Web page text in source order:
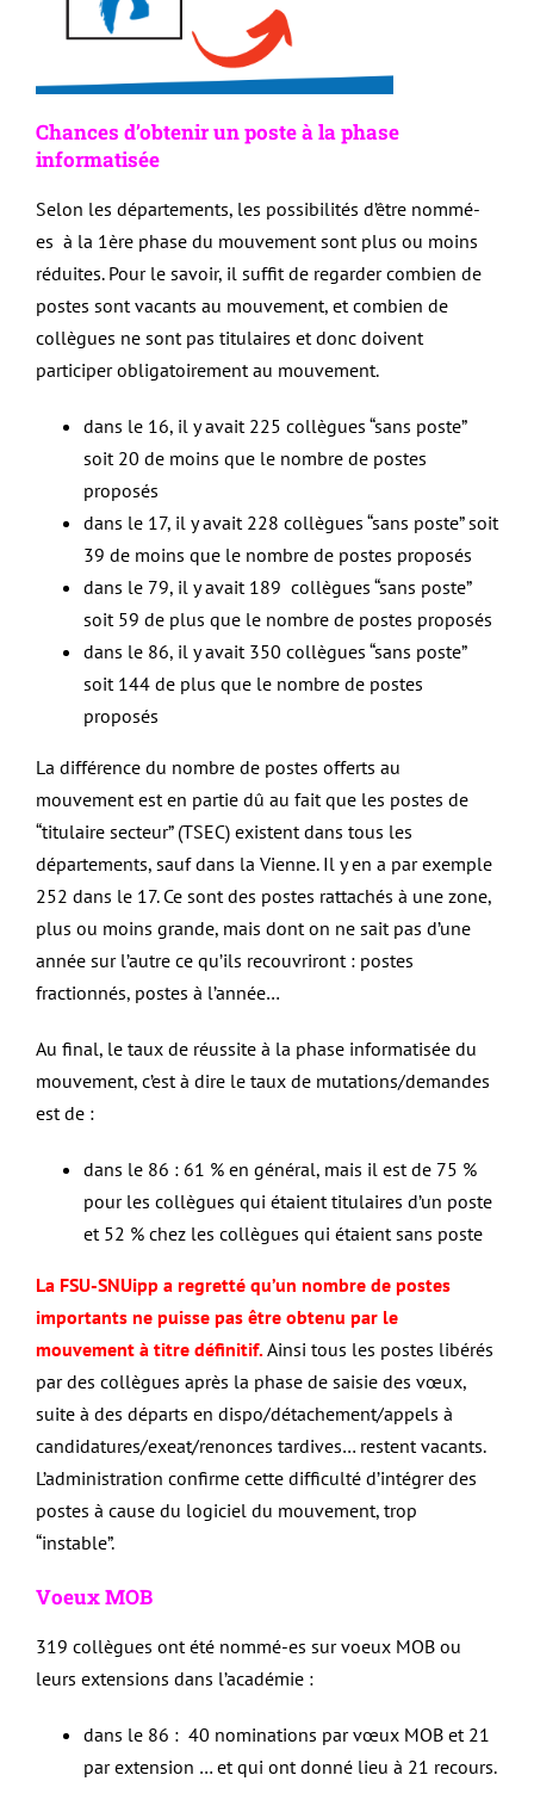
Chances d’obtenir un poste à la phase
informatisée
Selon les départements, les possibilités d’être nommé-
es à la 1ère phase du mouvement sont plus ou moins
réduites. Pour le savoir, il suffit de regarder combien de
postes sont vacants au mouvement, et combien de
collègues ne sont pas titulaires et donc doivent
participer obligatoirement au mouvement.
dans le 16, il y avait 225 collègues “sans poste”
soit 20 de moins que le nombre de postes
proposés
dans le 17, il y avait 228 collègues “sans poste” soit
39 de moins que le nombre de postes proposés
dans le 79, il y avait 189 collègues “sans poste”
soit 59 de plus que le nombre de postes proposés
dans le 86, il y avait 350 collègues “sans poste”
soit 144 de plus que le nombre de postes
proposés
La différence du nombre de postes offerts au
mouvement est en partie dû au fait que les postes de
“titulaire secteur” (TSEC) existent dans tous les
départements, sauf dans la Vienne. Il y en a par exemple
252 dans le 17. Ce sont des postes rattachés à une zone,
plus ou moins grande, mais dont on ne sait pas d’une
année sur l’autre ce qu’ils recouvriront : postes
fractionnés, postes à l’année…
Au final, le taux de réussite à la phase informatisée du
mouvement, c’est à dire le taux de mutations/demandes
est de :
dans le 86 : 61 % en général, mais il est de 75 %
pour les collègues qui étaient titulaires d’un poste
et 52 % chez les collègues qui étaient sans poste
La FSU-SNUipp a regretté qu’un nombre de postes
importants ne puisse pas être obtenu par le
mouvement à titre définitif.Ainsi tous les postes libérés
par des collègues après la phase de saisie des vœux,
suite à des départs en dispo/détachement/appels à
candidatures/exeat/renonces tardives… restent vacants.
L’administration confirme cette difficulté d’intégrer des
postes à cause du logiciel du mouvement, trop
“instable”.
Voeux MOB
319 collègues ont été nommé-es sur voeux MOB ou
leurs extensions dans l’académie :
dans le 86 : 40 nominations par vœux MOB et 21
par extension … et qui ont donné lieu à 21 recours.